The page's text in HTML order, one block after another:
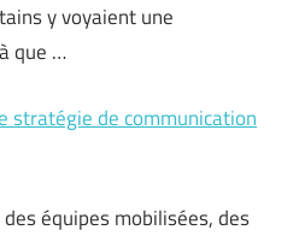
y voyaient une
que …
stratégie de communication
équipes mobilisées, des